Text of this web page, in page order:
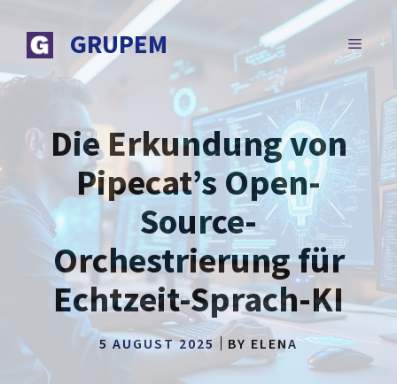
Inhalt
springen
GRUPEM MENÜ
Die Erkundung von
Pipecat’s Open-
Source-
Orchestrierung für
Echtzeit-Sprach-KI
5 AUGUST 2025 BY ELENA